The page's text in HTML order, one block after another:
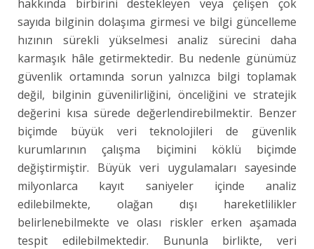
hakkında birbirini destekleyen veya çelişen çok
sayıda bilginin dolaşıma girmesi ve bilgi güncelleme
hızının sürekli yükselmesi analiz sürecini daha
karmaşık hâle getirmektedir. Bu nedenle günümüz
güvenlik ortamında sorun yalnızca bilgi toplamak
değil, bilginin güvenilirliğini, önceliğini ve stratejik
değerini kısa sürede değerlendirebilmektir. Benzer
biçimde büyük veri teknolojileri de güvenlik
kurumlarının çalışma biçimini köklü biçimde
değiştirmiştir. Büyük veri uygulamaları sayesinde
milyonlarca kayıt saniyeler içinde analiz
edilebilmekte, olağan dışı hareketlilikler
belirlenebilmekte ve olası riskler erken aşamada
tespit edilebilmektedir. Bununla birlikte, veri